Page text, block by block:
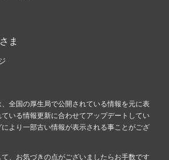
ま
全国の厚生局で公開されている情報を元に表
いる情報更新に合わせてアップデートしてい
より一部古い情報が表示される事ことがござ
、お気づきの点がございましたらお手数です